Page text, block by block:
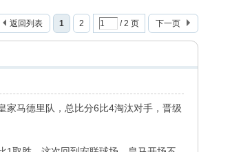
1 2 / 2 页 下一页
返回列表
家马德里队，总比分6比4淘汰对手，晋级